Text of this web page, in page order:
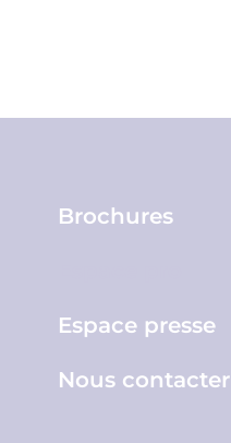
Brochures
Espace presse
Nous contacter